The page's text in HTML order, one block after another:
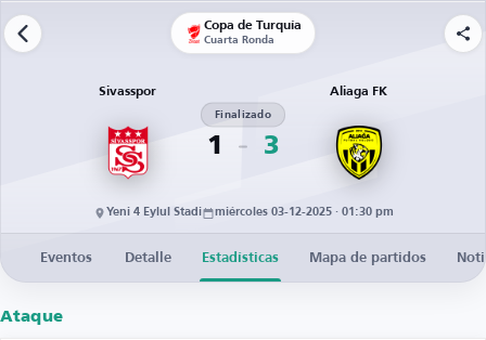
Copa de Turquía
Cuarta Ronda
Sivasspor
1
Finalizado
3
Aliaga FK
Yeni 4 Eylul Stadi miércoles 03-12-2025 · 01:30 pm
Eventos Detalle Estadísticas Mapa de partidos
Ataque